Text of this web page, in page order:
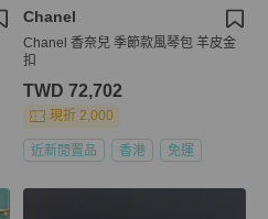
Chanel
Chanel 香奈兒 季節款風琴包 羊皮金
扣
TWD 72,702
現折 2,000
近新閒置品 香港 免運